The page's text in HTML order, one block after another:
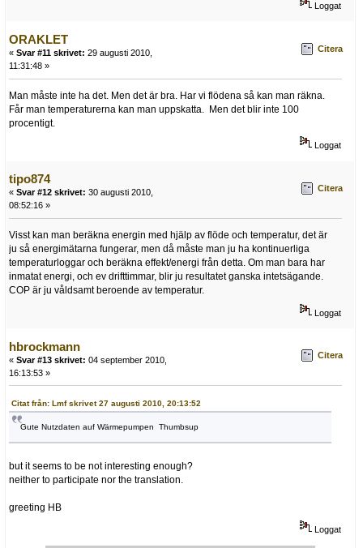
Loggat
ORAKLET
« Svar #11 skrivet: 29 augusti 2010,
11:31:48 »
Citera
Man måste inte ha det. Men det är bra. Har vi flödena så kan man räkna.
Får man temperaturerna kan man uppskatta. Men det blir inte 100
procentigt.
Loggat
tipo874
« Svar #12 skrivet: 30 augusti 2010,
08:52:16 »
Citera
Visst kan man beräkna energin med hjälp av flöde och temperatur, det är
ju så energimätarna fungerar, men då måste man ju ha kontinuerliga
temperaturloggar och beräkna effekt/energi från detta. Om man bara har
inmatat energi, och ev drifttimmar, blir ju resultatet ganska intetsägande.
COP är ju våldsamt beroende av temperatur.
Loggat
hbrockmann
« Svar #13 skrivet: 04 september 2010,
16:13:53 »
Citera
Citat från: Lmf skrivet 27 augusti 2010, 20:13:52
Gute Nutzdaten auf Wärmepumpen Thumbsup
but it seems to be not interesting enough?
neither to participate nor the translation.
greeting HB
Loggat